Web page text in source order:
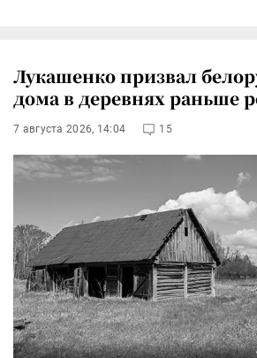
Лукашенко призвал
дома в деревнях раньше
7 августа 2026, 14:04 15